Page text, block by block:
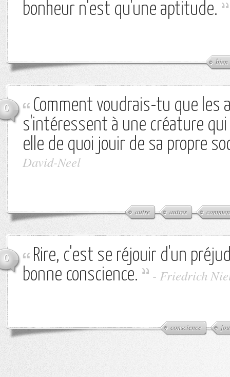
bonheur n'est qu'une aptitude.
bien
0
Comment voudrais-tu que les
s'intéressent à une créature
elle de quoi jouir de sa propre
David-Neel
autre autres
0
Rire, c'est se réjouir d'un
bonne conscience.
- Friedrich
conscience